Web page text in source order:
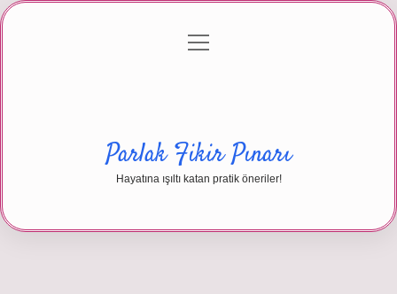
Gizlilik Politikası
menüyü
Parlak Fikir Pınarı
Hayatına ışıltı katan pratik öneriler!